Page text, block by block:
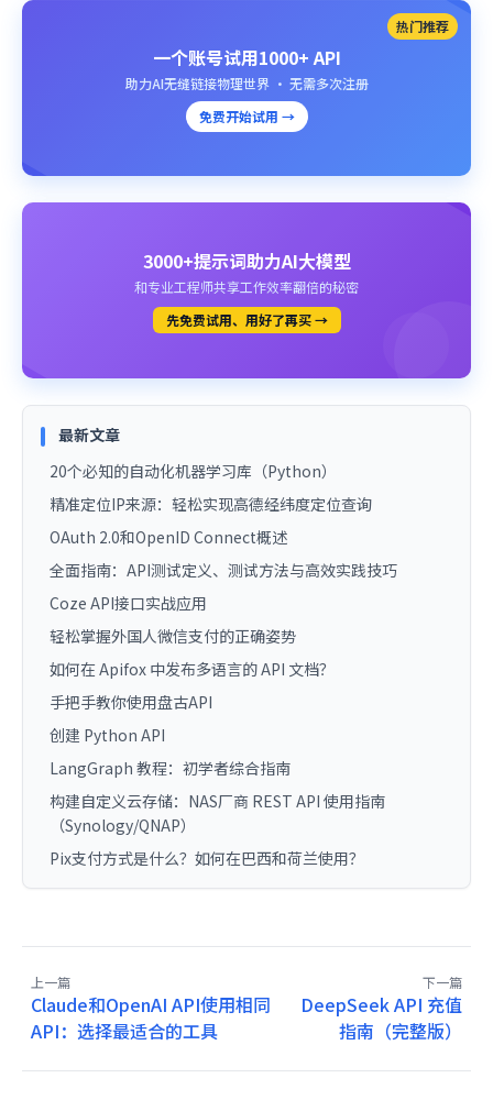
热门推荐
一个账号试用1000+ API
助力AI无缝链接物理世界 · 无需多次注册
免费开始试用 →
3000+提示词助力AI大模型
和专业工程师共享工作效率翻倍的秘密
先免费试用、用好了再买 →
最新文章
20个必知的自动化机器学习库（Python）
精准定位IP来源：轻松实现高德经纬度定位查询
OAuth 2.0和OpenID Connect概述
全面指南：API测试定义、测试方法与高效实践技巧
Coze API接口实战应用
轻松掌握外国人微信支付的正确姿势
如何在 Apifox 中发布多语言的 API 文档？
手把手教你使用盘古API
创建 Python API
LangGraph 教程：初学者综合指南
构建自定义云存储：NAS厂商 REST API 使用指南
（Synology/QNAP）
Pix支付方式是什么？如何在巴西和荷兰使用？
上一篇
Claude和OpenAI API使用相同
API：选择最适合的工具
下一篇
DeepSeek API 充值
指南（完整版）